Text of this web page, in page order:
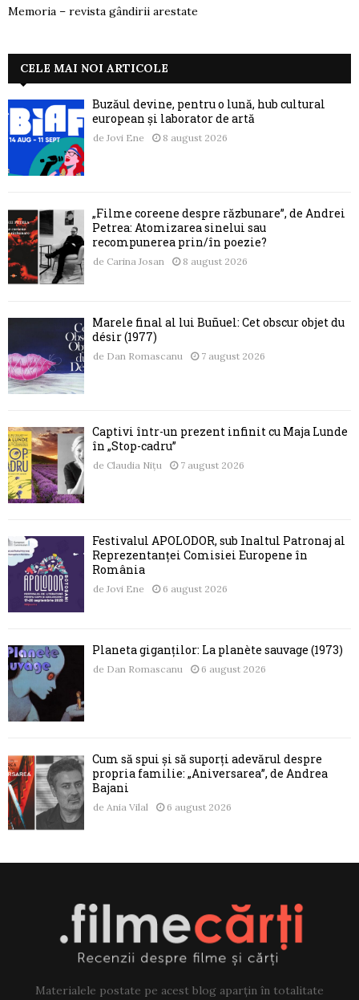
Memoria – revista gândirii arestate
CELE MAI NOI ARTICOLE
Buzăul devine, pentru o lună, hub cultural
european și laborator de artă
de Jovi Ene 8 august 2026
„Filme coreene despre răzbunare”, de Andrei
Petrea: Atomizarea sinelui sau
recompunerea prin/în poezie?
de Carina Josan 8 august 2026
Marele final al lui Buñuel: Cet obscur objet du
désir (1977)
de Dan Romascanu 7 august 2026
Captivi într-un prezent infinit cu Maja Lunde
în „Stop-cadru”
de Claudia Nițu 7 august 2026
Festivalul APOLODOR, sub Înaltul Patronaj al
Reprezentanței Comisiei Europene în
România
de Jovi Ene 6 august 2026
Planeta giganților: La planète sauvage (1973)
de Dan Romascanu 6 august 2026
Cum să spui și să suporți adevărul despre
propria familie: „Aniversarea”, de Andrea
Bajani
de Ania Vilal 6 august 2026
Materialele postate pe acest blog aparțin în totalitate